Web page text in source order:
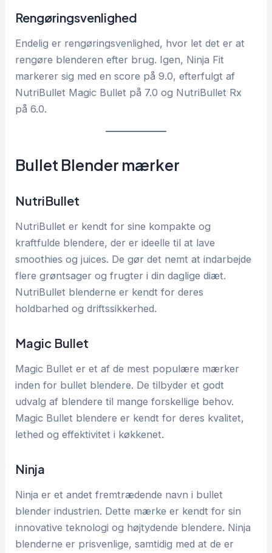
Rengøringsvenlighed
Endelig er rengøringsvenlighed, hvor let det er at
rengøre blenderen efter brug. Igen, Ninja Fit
markerer sig med en score på 9.0, efterfulgt af
NutriBullet Magic Bullet på 7.0 og NutriBullet Rx
på 6.0.
Bullet Blender mærker
NutriBullet
NutriBullet er kendt for sine kompakte og
kraftfulde blendere, der er ideelle til at lave
smoothies og juices. De gør det nemt at indarbejde
flere grøntsager og frugter i din daglige diæt.
NutriBullet blenderne er kendt for deres
holdbarhed og driftssikkerhed.
Magic Bullet
Magic Bullet er et af de mest populære mærker
inden for bullet blendere. De tilbyder et godt
udvalg af blendere til mange forskellige behov.
Magic Bullet blendere er kendt for deres kvalitet,
lethed og effektivitet i køkkenet.
Ninja
Ninja er et andet fremtrædende navn i bullet
blender industrien. Dette mærke er kendt for sin
innovative teknologi og højtydende blendere. Ninja
blenderne er prisvenlige, samtidig med at de er